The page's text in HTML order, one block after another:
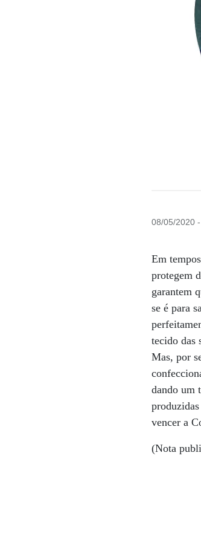
08/05/2020
Em
protegem
garantem
se é para
tecido das
Mas, por
dando um
vencer a
(Nota